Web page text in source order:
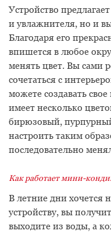
Устройство
и увлажнителя, но и
Благодаря его
впишется в любое
менять цвет. Вы сами
сочетаться с
можете создавать свое
имеет несколько
бирюзовый,
настроить таким
последовательно
Как работает мини-
В летние дни хочется
устройству, вы
выходите из воды, а